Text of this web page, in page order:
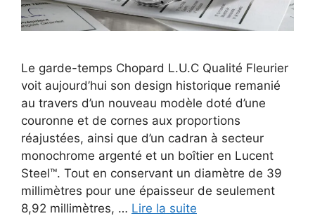
Le garde-temps Chopard L.U.C Qualité Fleurier
voit aujourd’hui son design historique remanié
au travers d’un nouveau modèle doté d’une
couronne et de cornes aux proportions
réajustées, ainsi que d’un cadran à secteur
monochrome argenté et un boîtier en Lucent
Steel™. Tout en conservant un diamètre de 39
millimètres pour une épaisseur de seulement
8,92 millimètres, … Lire la suite